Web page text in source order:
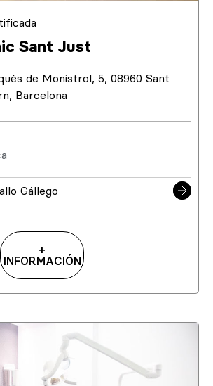
Sant Just
de Monistrol, 5, 08960 Sant
Barcelona
Gállego
+
INFORMACIÓN